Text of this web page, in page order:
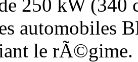
250 kW (340
automobiles
le rÃ©gime.